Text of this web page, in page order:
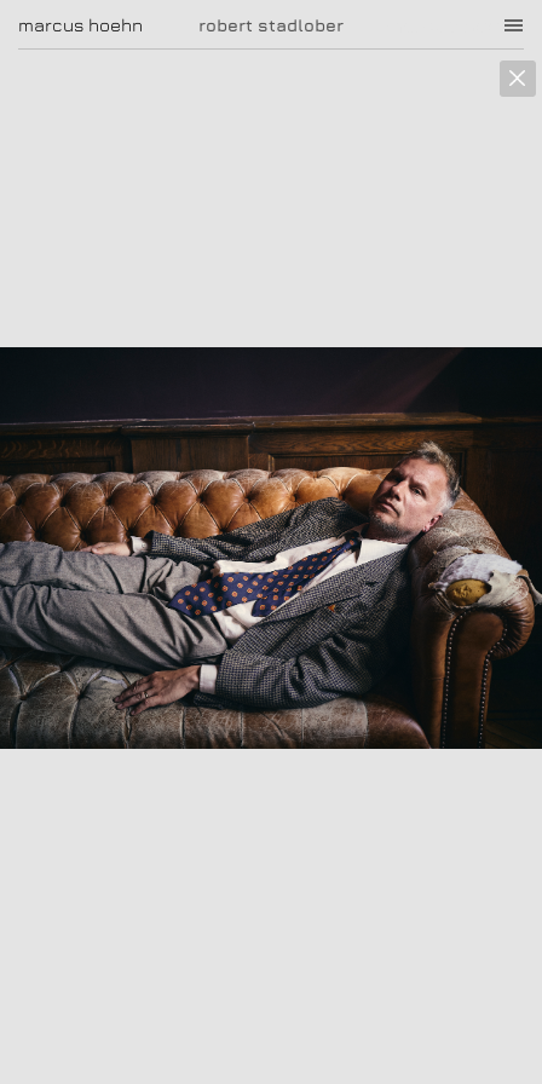
robert stadlober
marcus hoehn marcus hoehn